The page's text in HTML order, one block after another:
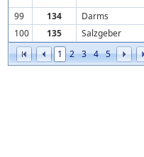
1 2 3 4 5
99
134 Darms
100
135 Salzgeber